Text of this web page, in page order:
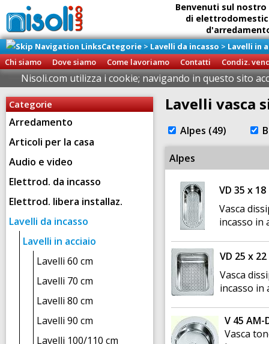
Benvenuti sul
di
Ritiro diretto della
presso
Categorie > Lavelli da incasso > Lavelli in
Chi siamo
Dove siamo Come lavoriamo Contatti Condiz.
Nisoli.com utilizza i cookie; navigando in questo sito
Categorie
Arredamento
Articoli per la casa
Audio e video
Elettrod. da incasso
Elettrod. libera installaz.
Lavelli da incasso
Lavelli in acciaio
Lavelli 60 cm
Lavelli 70 cm
Lavelli 80 cm
Lavelli 90 cm
Lavelli 100/110 cm
Lavelli vasca
Alpes (49)
Alpes
VD 35 x 18
Vasca
incasso in
VD 25 x 22
Vasca
incasso in
V 45
Vasca